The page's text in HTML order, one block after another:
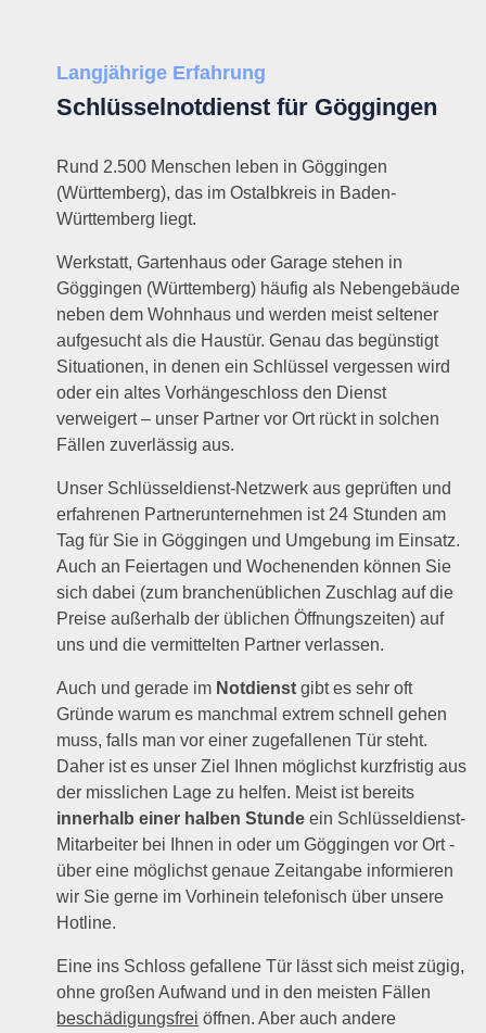
Langjährige Erfahrung
Schlüsselnotdienst für Göggingen
Rund 2.500 Menschen leben in Göggingen
(Württemberg), das im Ostalbkreis in Baden-
Württemberg liegt.
Werkstatt, Gartenhaus oder Garage stehen in
Göggingen (Württemberg) häufig als Nebengebäude
neben dem Wohnhaus und werden meist seltener
aufgesucht als die Haustür. Genau das begünstigt
Situationen, in denen ein Schlüssel vergessen wird
oder ein altes Vorhängeschloss den Dienst
verweigert – unser Partner vor Ort rückt in solchen
Fällen zuverlässig aus.
Unser Schlüsseldienst-Netzwerk aus geprüften und
erfahrenen Partnerunternehmen ist 24 Stunden am
Tag für Sie in Göggingen und Umgebung im Einsatz.
Auch an Feiertagen und Wochenenden können Sie
sich dabei (zum branchenüblichen Zuschlag auf die
Preise außerhalb der üblichen Öffnungszeiten) auf
uns und die vermittelten Partner verlassen.
Auch und gerade im Notdienst gibt es sehr oft
Gründe warum es manchmal extrem schnell gehen
muss, falls man vor einer zugefallenen Tür steht.
Daher ist es unser Ziel Ihnen möglichst kurzfristig aus
der misslichen Lage zu helfen. Meist ist bereits
innerhalb einer halben Stunde ein Schlüsseldienst-
Mitarbeiter bei Ihnen in oder um Göggingen vor Ort -
über eine möglichst genaue Zeitangabe informieren
wir Sie gerne im Vorhinein telefonisch über unsere
Hotline.
Eine ins Schloss gefallene Tür lässt sich meist zügig,
ohne großen Aufwand und in den meisten Fällen
beschädigungsfrei öffnen. Aber auch andere